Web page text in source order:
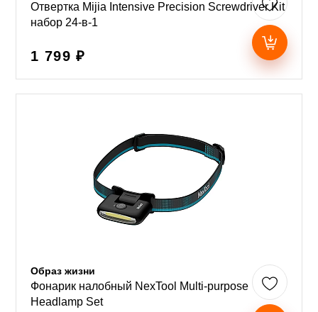
Отвертка Mijia Intensive Precision Screwdriver Kit
набор 24-в-1
1 799 ₽
Образ жизни
Фонарик налобный NexTool Multi-purpose
Headlamp Set